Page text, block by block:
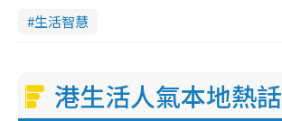
生活智慧
港生活人氣本地熱話